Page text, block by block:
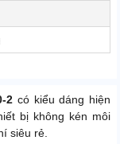
2 có kiểu dáng hiện
bị không kén môi
siêu rẻ.